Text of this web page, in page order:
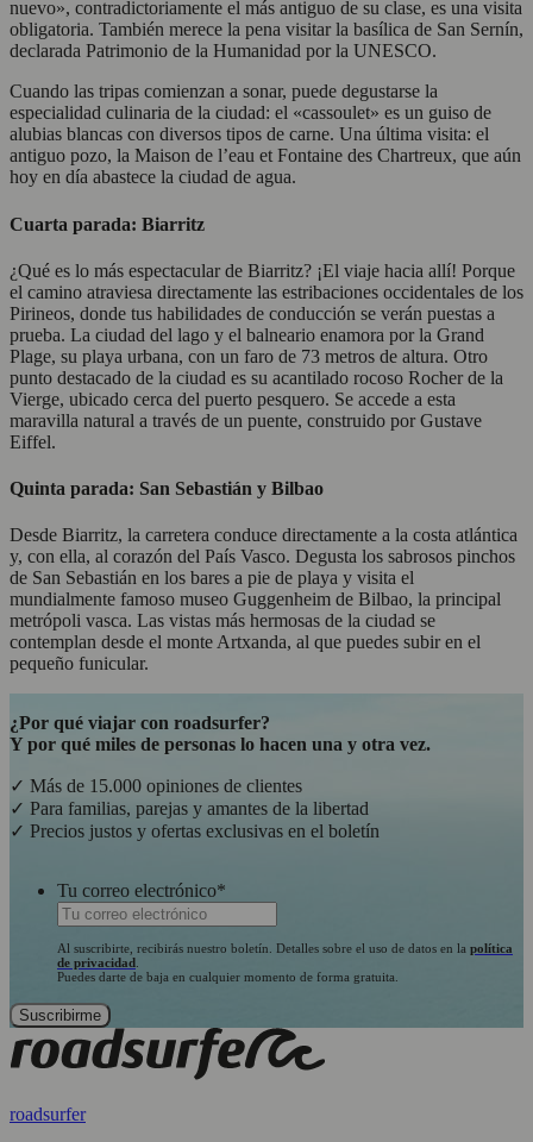
nuevo», contradictoriamente el más antiguo de su clase, es una visita
obligatoria. También merece la pena visitar la basílica de San Sernín,
declarada Patrimonio de la Humanidad por la UNESCO.
Cuando las tripas comienzan a sonar, puede degustarse la
especialidad culinaria de la ciudad: el «cassoulet» es un guiso de
alubias blancas con diversos tipos de carne. Una última visita: el
antiguo pozo, la Maison de l’eau et Fontaine des Chartreux, que aún
hoy en día abastece la ciudad de agua.
Cuarta parada: Biarritz
¿Qué es lo más espectacular de Biarritz? ¡El viaje hacia allí! Porque
el camino atraviesa directamente las estribaciones occidentales de los
Pirineos, donde tus habilidades de conducción se verán puestas a
prueba. La ciudad del lago y el balneario enamora por la Grand
Plage, su playa urbana, con un faro de 73 metros de altura. Otro
punto destacado de la ciudad es su acantilado rocoso Rocher de la
Vierge, ubicado cerca del puerto pesquero. Se accede a esta
maravilla natural a través de un puente, construido por Gustave
Eiffel.
Quinta parada: San Sebastián y Bilbao
Desde Biarritz, la carretera conduce directamente a la costa atlántica
y, con ella, al corazón del País Vasco. Degusta los sabrosos pinchos
de San Sebastián en los bares a pie de playa y visita el
mundialmente famoso museo Guggenheim de Bilbao, la principal
metrópoli vasca. Las vistas más hermosas de la ciudad se
contemplan desde el monte Artxanda, al que puedes subir en el
pequeño funicular.
¿Por qué viajar con roadsurfer?
Y por qué miles de personas lo hacen una y otra vez.
✓ Más de 15.000 opiniones de clientes
✓ Para familias, parejas y amantes de la libertad
✓ Precios justos y ofertas exclusivas en el boletín
Tu correo electrónico*
Al suscribirte, recibirás nuestro boletín. Detalles sobre el uso de datos en la política
de privacidad
Puedes darte de baja en cualquier momento de forma gratuita.
roadsurfer